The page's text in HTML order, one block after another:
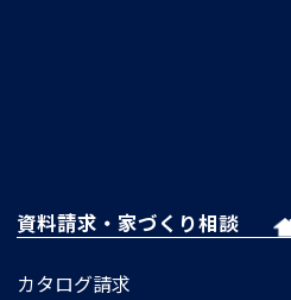
資料請求・家づくり相談
カタログ請求